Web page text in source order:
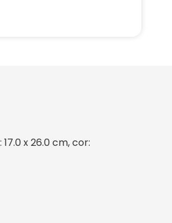
x 26.0 cm, cor: